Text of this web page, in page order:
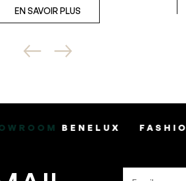
EN SAVOIR PLUS
FASHION SHOWROOM